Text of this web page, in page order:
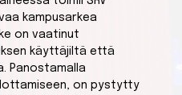
kampusarkea
on vaatinut
käyttäjiltä että
Panostamalla
on pystytty